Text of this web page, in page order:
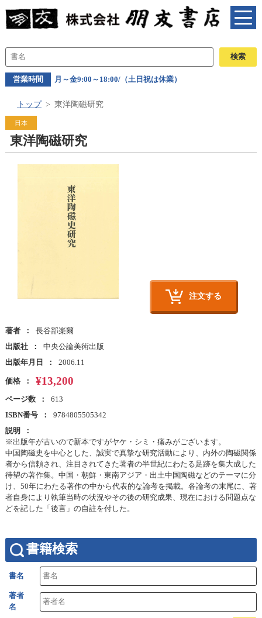
営業時間 月～金9:00～18:00/（土日祝は休業）
トップ 東洋陶磁研究
日本
東洋陶磁研究
注文する
著者
長谷部楽爾
出版社
中央公論美術出版
出版年月日
2006.11
価格 ¥13,200
ページ数
613
ISBN番号
9784805505342
説明
※出版年が古いので新本ですがヤケ・シミ・痛みがございます。
中国陶磁史を中心とした、誠実で真摯な研究活動により、内外の陶磁関係
者から信頼され、注目されてきた著者の半世紀にわたる足跡を集大成した
待望の著作集。中国・朝鮮・東南アジア・出土中国陶磁などのテーマに分
け、50年にわたる著作の中から代表的な論考を掲載。各論考の末尾に、著
者自身により執筆当時の状況やその後の研究成果、現在における問題点な
どを記した「後言」の自註を付した。
書籍検索
書名
著者
名